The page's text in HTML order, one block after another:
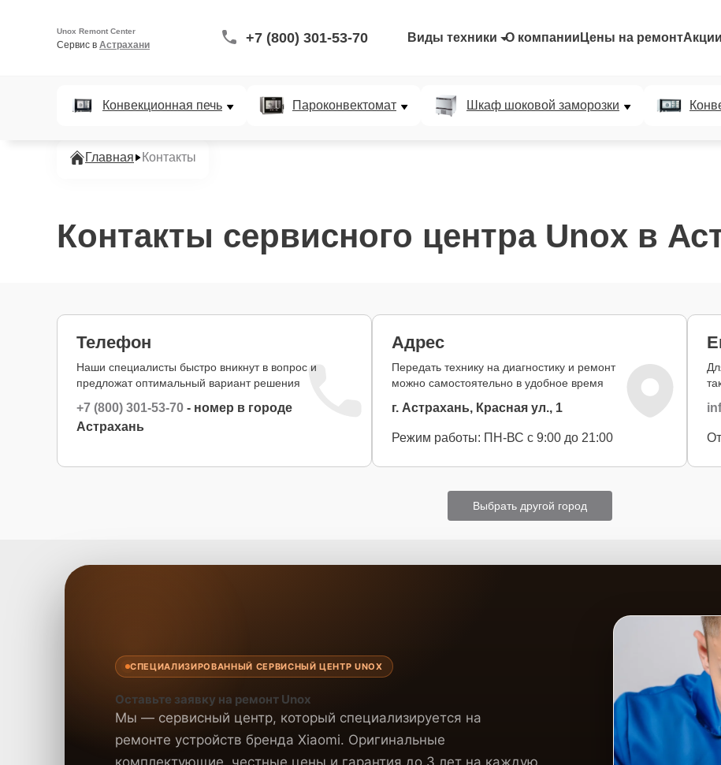
Unox Remont Center
Сервис в Астрахани +7 (800) 301-53-70 Виды техники О компании Цены на ремонтАкции
Конвекционная печь Пароконвектомат Шкаф шоковой заморозки
Главная Контакты
Контакты сервисного центра Unox в
Телефон
Наши специалисты быстро вникнут в вопрос и
предложат оптимальный вариант решения
+7 (800) 301-53-70 - номер в городе
Астрахань
Адрес
Передать технику на диагностику и ремонт
можно самостоятельно в удобное время
г. Астрахань, Красная ул., 1
Режим работы: ПН-ВС с 9:00 до 21:00
Выбрать другой город
СПЕЦИАЛИЗИРОВАННЫЙ СЕРВИСНЫЙ ЦЕНТР UNOX
Оставьте заявку на ремонт Unox
Мы — сервисный центр, который специализируется на
ремонте устройств бренда Xiaomi. Оригинальные
комплектующие, честные цены и гарантия до 3 лет на каждую